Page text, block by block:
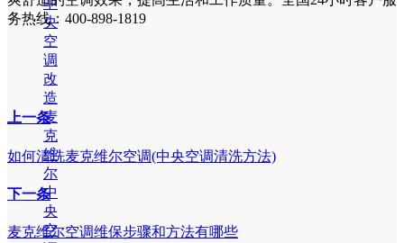
央
空
调
改
造
麦
克
维
尔
中
央
空
务热线：400-898-1819
上一条
如何清洗麦克维尔空调(中央空调清洗方法)
下一条
麦克维尔空调维保步骤和方法有哪些